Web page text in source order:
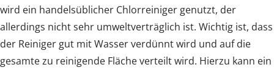
wird ein handelsüblicher Chlorreiniger genutzt, der
allerdings nicht sehr umweltverträglich ist. Wichtig ist, dass
der Reiniger gut mit Wasser verdünnt wird und auf die
gesamte zu reinigende Fläche verteilt wird. Hierzu kann ein